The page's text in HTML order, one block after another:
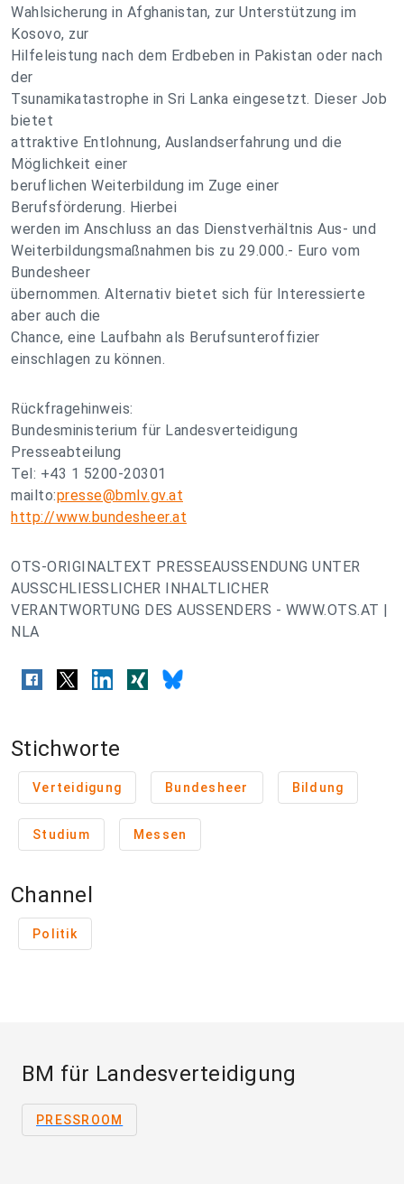
Wahlsicherung in Afghanistan, zur Unterstützung im
Kosovo, zur
Hilfeleistung nach dem Erdbeben in Pakistan oder nach
der
Tsunamikatastrophe in Sri Lanka eingesetzt. Dieser Job
bietet
attraktive Entlohnung, Auslandserfahrung und die
Möglichkeit einer
beruflichen Weiterbildung im Zuge einer
Berufsförderung. Hierbei
werden im Anschluss an das Dienstverhältnis Aus- und
Weiterbildungsmaßnahmen bis zu 29.000.- Euro vom
Bundesheer
übernommen. Alternativ bietet sich für Interessierte
aber auch die
Chance, eine Laufbahn als Berufsunteroffizier
einschlagen zu können.
Rückfragehinweis:
Bundesministerium für Landesverteidigung
Presseabteilung
Tel: +43 1 5200-20301
mailto:presse@bmlv.gv.at
http://www.bundesheer.at
OTS-ORIGINALTEXT PRESSEAUSSENDUNG UNTER
AUSSCHLIESSLICHER INHALTLICHER
VERANTWORTUNG DES AUSSENDERS - WWW.OTS.AT |
NLA
Stichworte
Verteidigung Bundesheer Bildung
Studium Messen
Channel
Politik
BM für Landesverteidigung
PRESSROOM